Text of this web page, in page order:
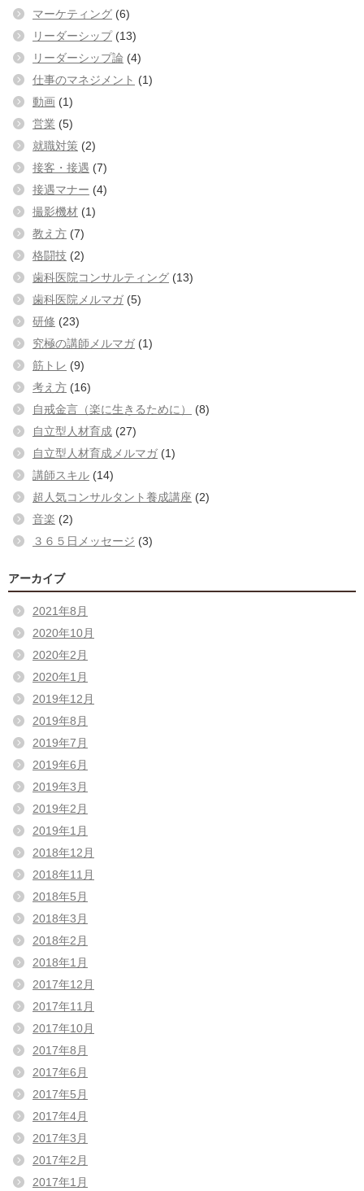
マーケティング (6)
リーダーシップ(13)
リーダーシップ論 (4)
仕事のマネジメント (1)
動画 (1)
営業 (5)
就職対策 (2)
接客・接遇 (7)
接遇マナー (4)
撮影機材 (1)
教え方 (7)
格闘技 (2)
歯科医院コンサルティング (13)
歯科医院メルマガ (5)
研修 (23)
究極の講師メルマガ (1)
筋トレ (9)
考え方 (16)
自戒金言（楽に生きるために）
(8)
自立型人材育成 (27)
自立型人材育成メルマガ (1)
講師スキル (14)
超人気コンサルタント養成講座 (2)
音楽 (2)
３６５日メッセージ (3)
アーカイブ
2021年8月
2020年10月
2020年2月
2020年1月
2019年12月
2019年8月
2019年7月
2019年6月
2019年3月
2019年2月
2019年1月
2018年12月
2018年11月
2018年5月
2018年3月
2018年2月
2018年1月
2017年12月
2017年11月
2017年10月
2017年8月
2017年6月
2017年5月
2017年4月
2017年3月
2017年2月
2017年1月